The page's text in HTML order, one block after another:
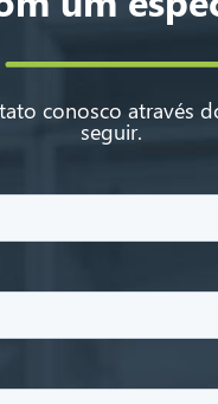
conosco através
seguir.